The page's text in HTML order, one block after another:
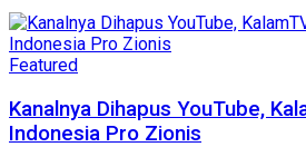
Featured
Kanalnya Dihapus YouTube,
Indonesia Pro Zionis